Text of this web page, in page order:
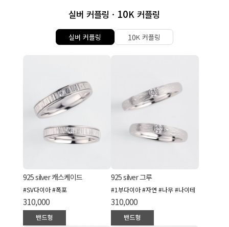
실버 커플링 · 10K 커플링
실버 커플링 10K 커플링
925 silver 캐스케이드
#SV다이아 #폭포
310,000
925 silver 그루
#1부다이아 #자연 #나무 #나이테
310,000